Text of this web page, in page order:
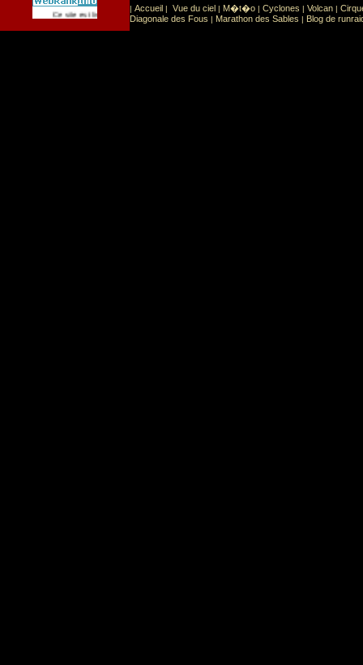
Ce site est list� dans la cat�gorie Sport Sports extr�mes
| Accueil | Vue du ciel | M�t�o | Cyclones | Volcan |
Diagonale des Fous | Marathon des Sables | Blog de